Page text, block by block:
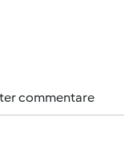
commentare